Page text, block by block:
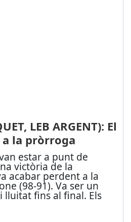
LEB ARGENT): El
la pròrroga
estar a punt de
victòria de la
acabar perdent a la
(98-91). Va ser un
fins al final. Els